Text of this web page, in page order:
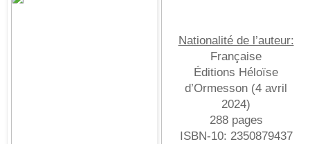
Nationalité de l’auteur:
Française
Éditions Héloïse
d’Ormesson (4 avril
2024)
288 pages
ISBN-10: 2350879437